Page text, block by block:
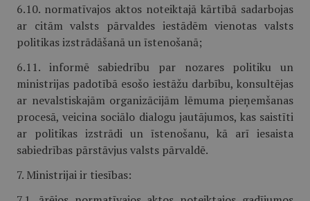
6.10. normatīvajos aktos noteiktajā kārtībā sadarbojas
ar citām valsts pārvaldes iestādēm vienotas valsts
politikas izstrādāšanā un īstenošanā;
6.11. informē sabiedrību par nozares politiku un
ministrijas padotībā esošo iestāžu darbību, konsultējas
ar nevalstiskajām organizācijām lēmuma pieņemšanas
procesā, veicina sociālo dialogu jautājumos, kas saistīti
ar politikas izstrādi un īstenošanu, kā arī iesaista
sabiedrības pārstāvjus valsts pārvaldē.
7. Ministrijai ir tiesības: